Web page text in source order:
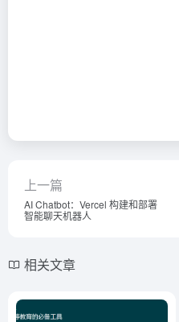
上一篇
AI Chatbot：Vercel 构建和部署
智能聊天机器人
相关文章